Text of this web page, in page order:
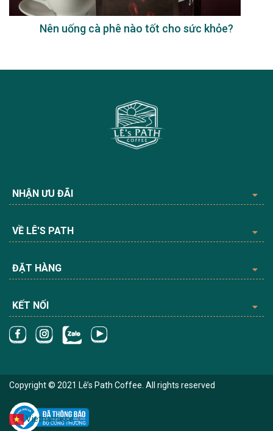
Nên uống cà phê nào tốt cho sức khỏe?
NHẬN ƯU ĐÃI
VỀ LÊ'S PATH
ĐẶT HÀNG
KẾT NỐI
Copyright © 2021 Lê’s Path Coffee. All rights reserved
Vietnamese ▼